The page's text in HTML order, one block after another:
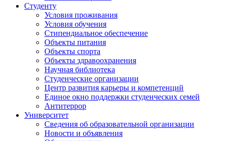
Студенту
Условия проживания
Условия обучения
Стипендиальное обеспечение
Объекты питания
Объекты спорта
Объекты здравоохранения
Научная библиотека
Студенческие организации
Центр развития карьеры и компетенций
Единое окно поддержки студенческих семей
Антитеррор
Университет
Сведения об образовательной организации
Новости и объявления